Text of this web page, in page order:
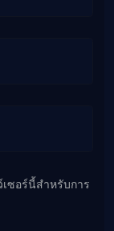
ซอร์นี้สำหรับการ